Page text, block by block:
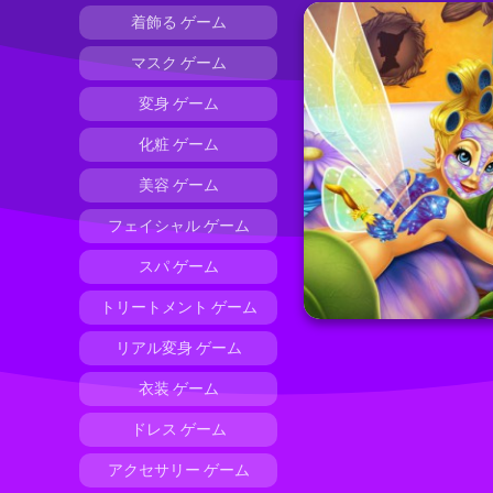
着飾る ゲーム
マスク ゲーム
変身 ゲーム
化粧 ゲーム
美容 ゲーム
フェイシャル ゲーム
スパ ゲーム
トリートメント ゲーム
リアル変身 ゲーム
衣装 ゲーム
ドレス ゲーム
アクセサリー ゲーム